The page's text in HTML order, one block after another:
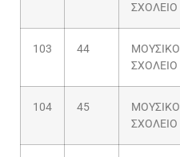
ΣΧΟΛΕΙΟ
103 44
ΜΟΥΣΙΚΟ
ΣΧΟΛΕΙΟ
104 45
ΜΟΥΣΙΚΟ
ΣΧΟΛΕΙΟ